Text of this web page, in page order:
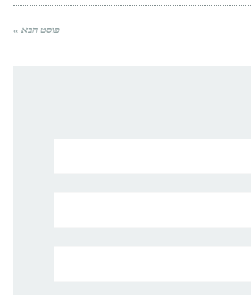
פוסט הבא »